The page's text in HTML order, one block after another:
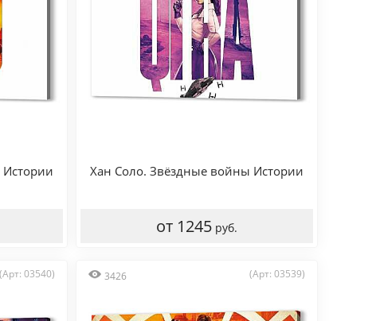
Хан Соло. Звёздные войны Истории
от 1245 руб.
(Арт: 03540) 3426 (Арт: 03539)